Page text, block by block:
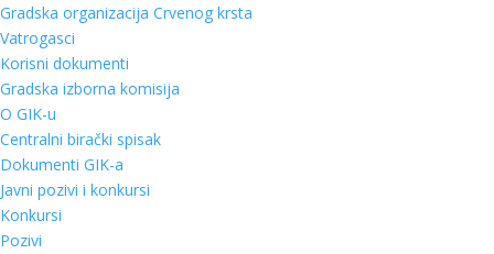
Gradska organizacija Crvenog krsta
Vatrogasci
Korisni dokumenti
Gradska izborna komisija
O GIK-u
Centralni birački spisak
Dokumenti GIK-a
Javni pozivi i konkursi
Konkursi
Pozivi